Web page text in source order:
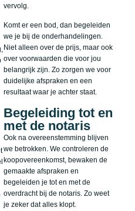
vervolg.
Komt er een bod, dan begeleiden
we je bij de onderhandelingen.
Niet alleen over de prijs, maar ook
over voorwaarden die voor jou
belangrijk zijn. Zo zorgen we voor
duidelijke afspraken en een
resultaat waar je achter staat.
Begeleiding tot en
met de notaris
Ook na overeenstemming blijven
we betrokken. We controleren de
koopovereenkomst, bewaken de
gemaakte afspraken en
begeleiden je tot en met de
overdracht bij de notaris. Zo weet
je zeker dat alles klopt.